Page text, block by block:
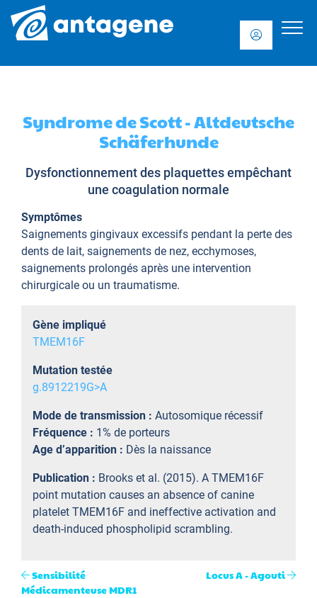
Syndrome de Scott - Altdeutsche
Schäferhunde
Dysfonctionnement des plaquettes empêchant
une coagulation normale
Symptômes
Saignements gingivaux excessifs pendant la perte des
dents de lait, saignements de nez, ecchymoses,
saignements prolongés après une intervention
chirurgicale ou un traumatisme.
Gène impliqué
TMEM16F
Mutation testée
g.8912219G>A
Mode de transmission : Autosomique récessif
Fréquence : 1% de porteurs
Age d’apparition : Dès la naissance
Publication : Brooks et al. (2015). A TMEM16F
point mutation causes an absence of canine
platelet TMEM16F and ineffective activation and
death-induced phospholipid scrambling.
Sensibilité
Médicamenteuse MDR1
Locus A - Agouti